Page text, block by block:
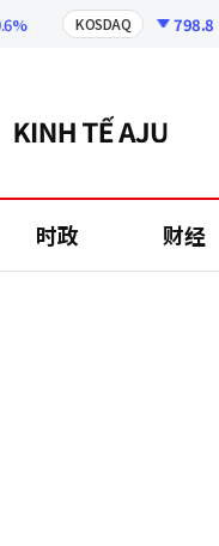
KOSDAQ 798.8
时政 财经